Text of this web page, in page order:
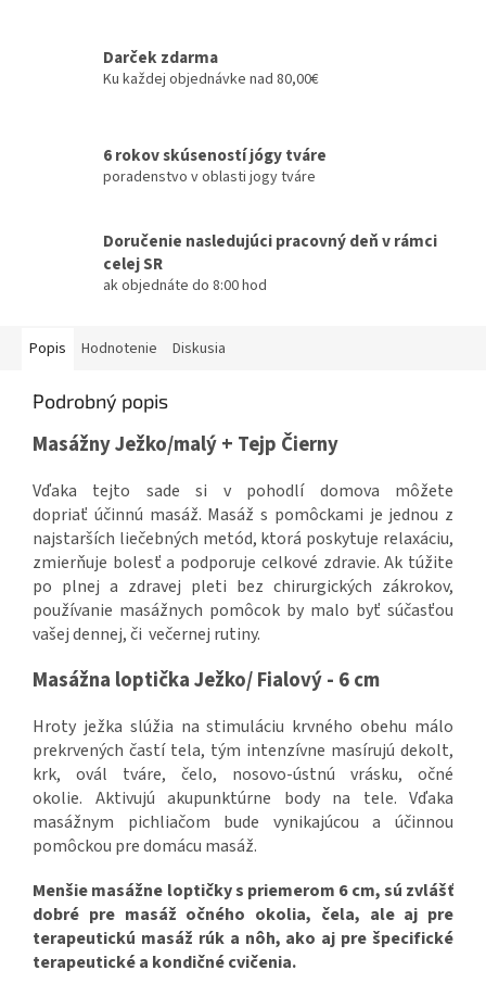
Darček zdarma
Ku každej objednávke nad 80,00€
6 rokov skúseností jógy tváre
poradenstvo v oblasti jogy tváre
Doručenie nasledujúci pracovný deň v rámci
celej SR
ak objednáte do 8:00 hod
Popis Hodnotenie Diskusia
Podrobný popis
Masážny Ježko/malý + Tejp Čierny
Vďaka tejto sade si v pohodlí domova môžete
dopriať účinnú masáž. Masáž s pomôckami je jednou z
najstarších liečebných metód, ktorá poskytuje relaxáciu,
zmierňuje bolesť a podporuje celkové zdravie. Ak túžite
po plnej a zdravej pleti bez chirurgických zákrokov,
používanie masážnych pomôcok by malo byť súčasťou
vašej dennej, či večernej rutiny.
Masážna loptička Ježko/ Fialový - 6 cm
Hroty ježka slúžia na stimuláciu krvného obehu málo
prekrvených častí tela, tým intenzívne masírujú dekolt,
krk, ovál tváre, čelo, nosovo-ústnú vrásku, očné
okolie. Aktivujú akupunktúrne body na tele. Vďaka
masážnym pichliačom bude vynikajúcou a účinnou
pomôckou pre domácu masáž.
Menšie masážne loptičky s priemerom 6 cm, sú zvlášť
dobré pre masáž očného okolia, čela, ale aj pre
terapeutickú masáž rúk a nôh, ako aj pre špecifické
terapeutické a kondičné cvičenia.